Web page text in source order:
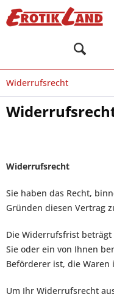
Widerrufsrecht
Widerrufsrecht
Sie haben das Recht,
Gründen diesen Vertrag
Die Widerrufsfrist beträgt
Sie oder ein von Ihnen
Beförderer ist, die Waren
Um Ihr Widerrufsrecht